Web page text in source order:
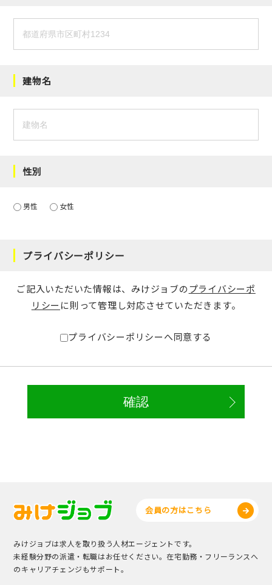
建物名
性別
男性 女性
プライバシーポリシー
ご記入いただいた情報は、みけジョブのプライバシーポ
リシー に則って管理し対応させていただきます。
プライバシーポリシーへ同意する
会員の方はこちら
みけジョブは求人を取り扱う人材エージェントです。
未経験分野の派遣・転職はお任せください。在宅勤務・フリーランスへ
のキャリアチェンジもサポート。